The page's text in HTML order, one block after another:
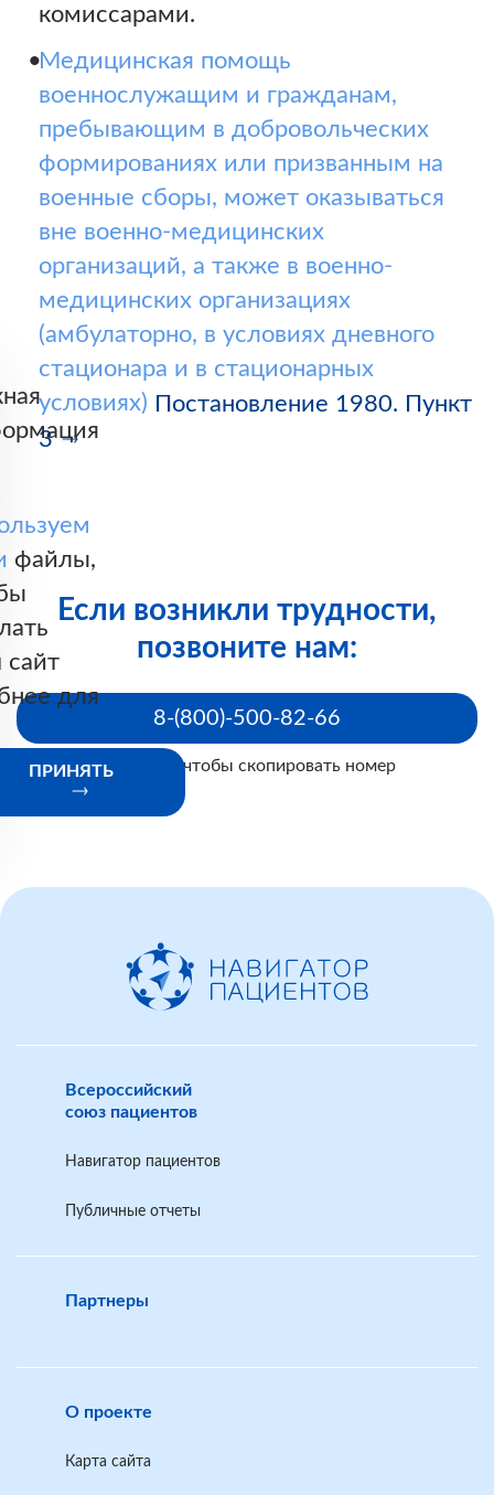
комиссарами.
Медицинская помощь
военнослужащим и гражданам,
пребывающим в добровольческих
формированиях или призванным на
военные сборы, может оказываться
вне военно-медицинских
организаций, а также в военно-
медицинских организациях
(амбулаторно, в условиях дневного
стационара и в стационарных
условиях) Постановление 1980. Пункт
3
Если возникли трудности,
позвоните нам:
8-(800)-500-82-66
Нажмите, чтобы скопировать номер
файлы,
для
ПРИНЯТЬ
Всероссийский
союз пациентов
Навигатор пациентов
Публичные отчеты
Партнеры
О проекте
Карта сайта